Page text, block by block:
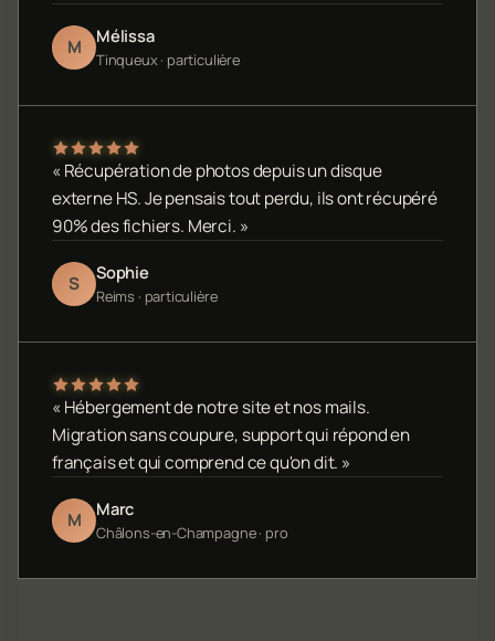
M Mélissa
Tinqueux · particulière
« Récupération de photos depuis un disque
externe HS. Je pensais tout perdu, ils ont récupéré
90% des fichiers. Merci. »
S Sophie
Reims · particulière
« Hébergement de notre site et nos mails.
Migration sans coupure, support qui répond en
français et qui comprend ce qu'on dit. »
M Marc
Châlons-en-Champagne · pro